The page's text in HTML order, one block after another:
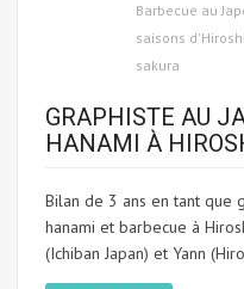
Barbecue au
saisons
sakura
GRAPHISTE AU
HANAMI À
Bilan de 3 ans en tant que
hanami et barbecue à
(Ichiban Japan) et Yann